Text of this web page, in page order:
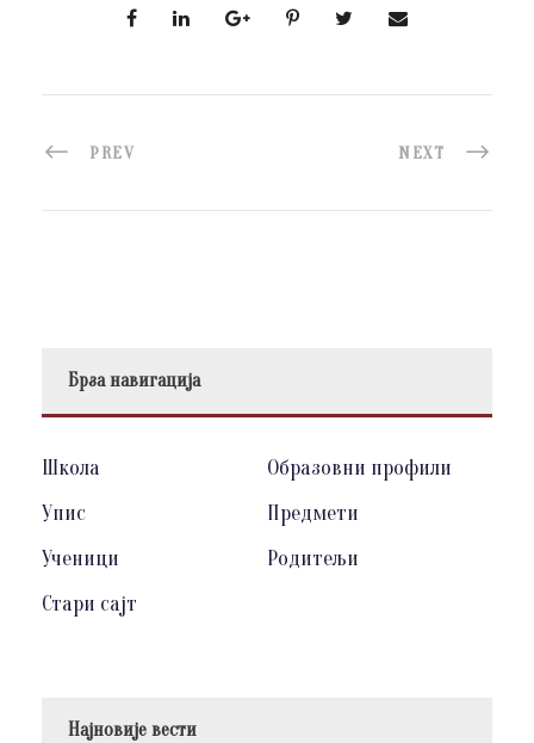
PREV NEXT
Брза навигација
Школа
Образовни профили
Упис
Предмети
Ученици
Родитељи
Стари сајт
Најновије вести